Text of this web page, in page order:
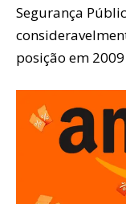
Segurança
posição em